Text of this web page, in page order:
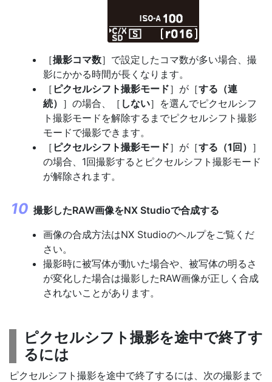
［撮影コマ数］で設定したコマ数が多い場合、撮
影にかかる時間が長くなります。
［ ピクセルシフト撮影モード］が［する（連
続） ］の場合、［ しない］を選んでピクセルシフ
ト撮影モードを解除するまでピクセルシフト撮影
モードで撮影できます。
［ ピクセルシフト撮影モード］が［する（1回） ］
の場合、1回撮影するとピクセルシフト撮影モード
が解除されます。
撮影したRAW画像をNX Studioで合成する
画像の合成方法はNX Studioのヘルプをご覧くだ
さい。
撮影時に被写体が動いた場合や、被写体の明るさ
が変化した場合は撮影したRAW画像が正しく合成
されないことがあります。
ピクセルシフト撮影を途中で終了す
るには
ピクセルシフト撮影を途中で終了するには、次の撮影まで